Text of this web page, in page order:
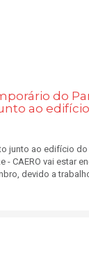
do
ao edifício
junto ao edifício
- CAERO vai estar
devido a